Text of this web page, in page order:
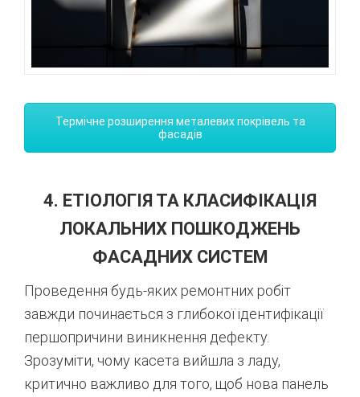
Термічне розширення металевих покрівель та
фасадів
4. ЕТІОЛОГІЯ ТА КЛАСИФІКАЦІЯ
ЛОКАЛЬНИХ ПОШКОДЖЕНЬ
ФАСАДНИХ СИСТЕМ
Проведення будь-яких ремонтних робіт
завжди починається з глибокої ідентифікації
першопричини виникнення дефекту.
Зрозуміти, чому касета вийшла з ладу,
критично важливо для того, щоб нова панель